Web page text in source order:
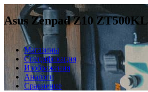
Asus Zenpad Z10 ZT500KL
Магазины
Спецификация
Изображения
Аналоги
Сравнение